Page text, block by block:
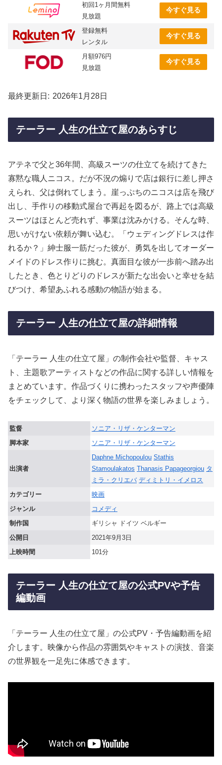
初回1ヶ月間無料
見放題
今すぐ見る
登録無料
レンタル
今すぐ見る
月額976円
見放題
今すぐ見る
最終更新日 2026年1月28日
テーラー 人生の仕立て屋のあらすじ
アテネで父と36年間、高級スーツの仕立てを続けてきた
寡黙な職人ニコス。だが不況の煽りで店は銀行に差し押さ
えられ、父は倒れてしまう。崖っぷちのニコスは店を飛び
出し、手作りの移動式屋台で再起を図るが、路上では高級
スーツはほとんど売れず、事業は沈みかける。そんな時、
思いがけない依頼が舞い込む。「ウェディングドレスは作
れるか？」紳士服一筋だった彼が、勇気を出してオーダー
メイドのドレス作りに挑む。真面目な彼が一歩前へ踏み出
したとき、色とりどりのドレスが新たな出会いと幸せを結
びつけ、希望あふれる感動の物語が始まる。
テーラー 人生の仕立て屋の詳細情報
「テーラー 人生の仕立て屋」の制作会社や監督、キャス
ト、主題歌アーティストなどの作品に関する詳しい情報を
まとめています。作品づくりに携わったスタッフや声優陣
をチェックして、より深く物語の世界を楽しみましょう。
監督
ソニア・リザ・ケンターマン
脚本家
ソニア・リザ・ケンターマン
出演者
Daphne Michopoulou Stathis
Stamoulakatos Thanasis Papageorgiou タ
ミラ・クリエバ ディミトリ・イメロス
カテゴリー
映画
ジャンル
コメディ
制作国
ギリシャ ドイツ ベルギー
公開日
2021年9月3日
上映時間
101分
テーラー 人生の仕立て屋の公式PVや予告
編動画
「テーラー 人生の仕立て屋」の公式PV・予告編動画を紹
介します。映像から作品の雰囲気やキャストの演技、音楽
の世界観を一足先に体感できます。